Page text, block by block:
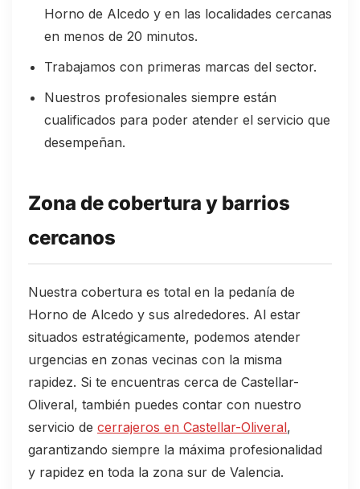
Horno de Alcedo y en las localidades cercanas
en menos de 20 minutos.
Trabajamos con primeras marcas del sector.
Nuestros profesionales siempre están
cualificados para poder atender el servicio que
desempeñan.
Zona de cobertura y barrios
cercanos
Nuestra cobertura es total en la pedanía de
Horno de Alcedo y sus alrededores. Al estar
situados estratégicamente, podemos atender
urgencias en zonas vecinas con la misma
rapidez. Si te encuentras cerca de Castellar-
Oliveral, también puedes contar con nuestro
servicio de cerrajeros en Castellar-Oliveral,
garantizando siempre la máxima profesionalidad
y rapidez en toda la zona sur de Valencia.